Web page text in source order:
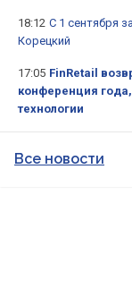
18:12 С 1 сентября
Корецкий
17:05 FinRetail
конференция
технологии
Все новости